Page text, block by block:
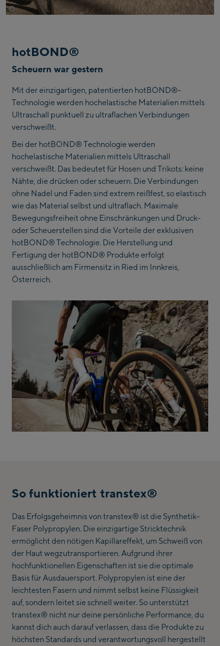
© Löffler
hotBOND®
Scheuern war gestern
Mit der einzigartigen, patentierten hotBOND®-
Technologie werden hochelastische Materialien mittels
Ultraschall punktuell zu ultraflachen Verbindungen
verschweißt.
Bei der hotBOND® Technologie werden
hochelastische Materialien mittels Ultraschall
verschweißt. Das bedeutet für Hosen und Trikots: keine
Nähte, die drücken oder scheuern. Die Verbindungen
ohne Nadel und Faden sind extrem reißfest, so elastisch
wie das Material selbst und ultraflach. Maximale
Bewegungsfreiheit ohne Einschränkungen und Druck-
oder Scheuerstellen sind die Vorteile der exklusiven
hotBOND® Technologie. Die Herstellung und
Fertigung der hotBOND® Produkte erfolgt
ausschließlich am Firmensitz in Ried im Innkreis,
Österreich.
© Löffler
So funktioniert transtex®
Das Erfolgsgeheimnis von transtex® ist die Synthetik-
Faser Polypropylen. Die einzigartige Stricktechnik
ermöglicht den nötigen Kapillareffekt, um Schweiß von
der Haut wegzutransportieren. Aufgrund ihrer
hochfunktionellen Eigenschaften ist sie die optimale
Basis für Ausdauersport. Polypropylen ist eine der
leichtesten Fasern und nimmt selbst keine Flüssigkeit
auf, sondern leitet sie schnell weiter. So unterstützt
transtex® nicht nur deine persönliche Performance, du
kannst dich auch darauf verlassen, dass die Produkte zu
höchsten Standards und verantwortungsvoll hergestellt